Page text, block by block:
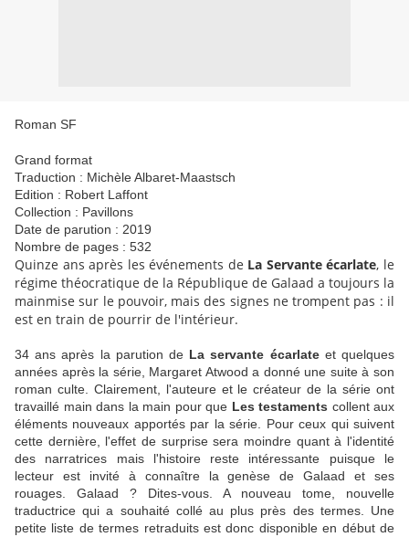
Roman SF
Grand format
Traduction : Michèle Albaret-Maastsch
Edition : Robert Laffont
Collection : Pavillons
Date de parution : 2019
Nombre de pages : 532
Quinze ans après les événements de La Servante écarlate, le
régime théocratique de la République de Galaad a toujours la
mainmise sur le pouvoir, mais des signes ne trompent pas : il
est en train de pourrir de l'intérieur.
34 ans après la parution de La servante écarlateet quelques
années après la série, Margaret Atwood a donné une suite à son
roman culte. Clairement, l'auteure et le créateur de la série ont
travaillé main dans la main pour que Les testaments collent aux
éléments nouveaux apportés par la série. Pour ceux qui suivent
cette dernière, l'effet de surprise sera moindre quant à l'identité
des narratrices mais l'histoire reste intéressante puisque le
lecteur est invité à connaître la genèse de Galaad et ses
rouages. Galaad ? Dites-vous. A nouveau tome, nouvelle
traductrice qui a souhaité collé au plus près des termes. Une
petite liste de termes retraduits est donc disponible en début de